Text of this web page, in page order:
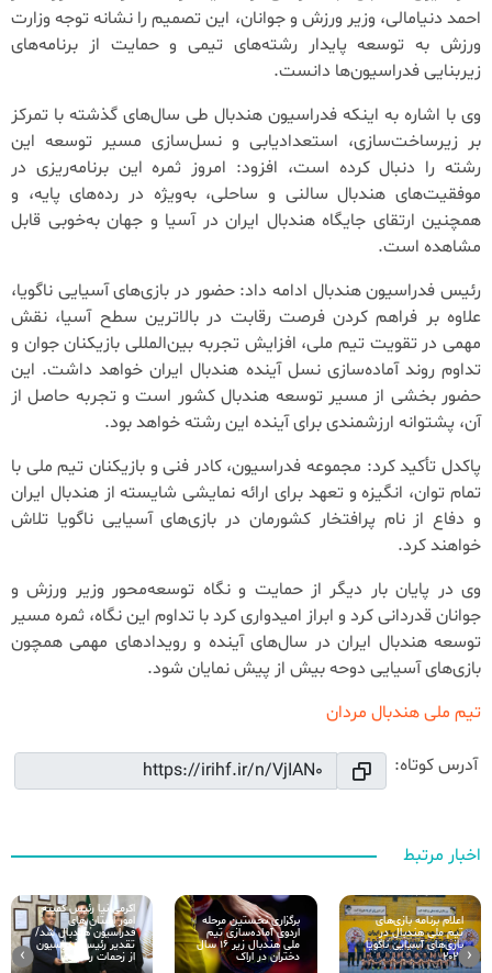
احمد دنیامالی، وزیر ورزش و جوانان، این تصمیم را نشانه توجه وزارت
ورزش به توسعه پایدار رشته‌های تیمی و حمایت از برنامه‌های
زیربنایی فدراسیون‌ها دانست.
وی با اشاره به اینکه فدراسیون هندبال طی سال‌های گذشته با تمرکز
بر زیرساخت‌سازی، استعدادیابی و نسل‌سازی مسیر توسعه این
رشته را دنبال کرده است، افزود: امروز ثمره این برنامه‌ریزی در
موفقیت‌های هندبال سالنی و ساحلی، به‌ویژه در رده‌های پایه، و
همچنین ارتقای جایگاه هندبال ایران در آسیا و جهان به‌خوبی قابل
مشاهده است.
رئیس فدراسیون هندبال ادامه داد: حضور در بازی‌های آسیایی ناگویا،
علاوه بر فراهم کردن فرصت رقابت در بالاترین سطح آسیا، نقش
مهمی در تقویت تیم ملی، افزایش تجربه بین‌المللی بازیکنان جوان و
تداوم روند آماده‌سازی نسل آینده هندبال ایران خواهد داشت. این
حضور بخشی از مسیر توسعه هندبال کشور است و تجربه حاصل از
آن، پشتوانه ارزشمندی برای آینده این رشته خواهد بود.
پاکدل تأکید کرد: مجموعه فدراسیون، کادر فنی و بازیکنان تیم ملی با
تمام توان، انگیزه و تعهد برای ارائه نمایشی شایسته از هندبال ایران
و دفاع از نام پرافتخار کشورمان در بازی‌های آسیایی ناگویا تلاش
خواهند کرد.
وی در پایان بار دیگر از حمایت و نگاه توسعه‌محور وزیر ورزش و
جوانان قدردانی کرد و ابراز امیدواری کرد با تداوم این نگاه، ثمره مسیر
توسعه هندبال ایران در سال‌های آینده و رویدادهای مهمی همچون
بازی‌های آسیایی دوحه بیش از پیش نمایان شود.
تیم ملی هندبال مردان
آدرس کوتاه:
اخبار مرتبط
اعلام برنامه بازی‌های
تیم ملی هندبال در
بازی‌های آسیایی ناگویا
2026
برگزاری نخستین مرحله
اردوی آماده‌سازی تیم
ملی هندبال زیر ۱۶ سال
دختران در اراک
اکرمی نیا رئیس کمیته
امور استان های
فدراسیون هندبال شد/
تقدیر رئیس فدراسیون
از زحمات رضایی
‹
›